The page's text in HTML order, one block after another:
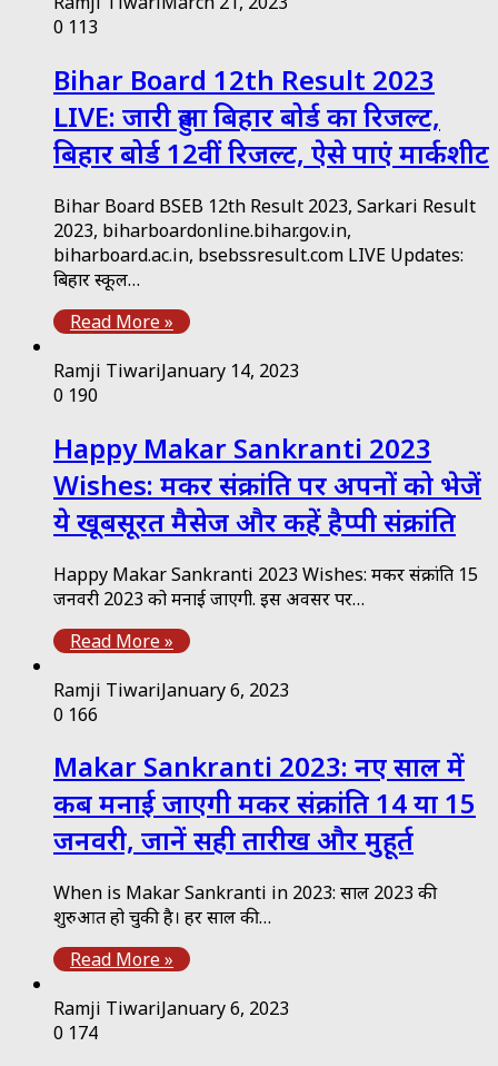
0 113
Bihar Board 12th Result 2023
LIVE: जारी हुआ बिहार बोर्ड का रिजल्ट,
बिहार बोर्ड 12वीं रिजल्ट, ऐसे पाएं मार्कशीट
Bihar Board BSEB 12th Result 2023, Sarkari Result
2023, biharboardonline.bihar.gov.in,
biharboard.ac.in, bsebssresult.com LIVE Updates:
बिहार स्कूल…
Read More »
Ramji TiwariJanuary 14, 2023
0 190
Happy Makar Sankranti 2023
Wishes: मकर संक्रांति पर अपनों को भेजें
ये खूबसूरत मैसेज और कहें हैप्पी संक्रांति
Happy Makar Sankranti 2023 Wishes: मकर संक्रांति 15
जनवरी 2023 को मनाई जाएगी. इस अवसर पर…
Read More »
Ramji TiwariJanuary 6, 2023
0 166
Makar Sankranti 2023: नए साल में
कब मनाई जाएगी मकर संक्रांति 14 या 15
जनवरी, जानें सही तारीख और मुहूर्त
When is Makar Sankranti in 2023: साल 2023 की
शुरुआत हो चुकी है। हर साल की…
Read More »
Ramji TiwariJanuary 6, 2023
0 174